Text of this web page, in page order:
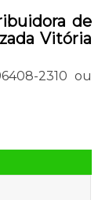
de
Vitória
2310 ou